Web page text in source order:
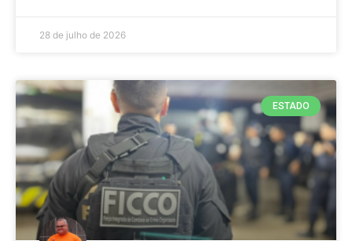
28 de julho de 2026
ESTADO